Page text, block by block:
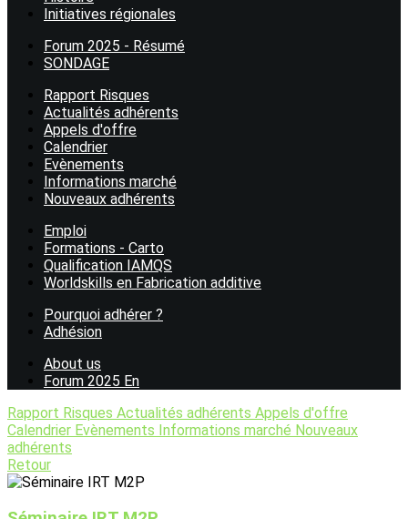
Initiatives régionales
Forum 2025 - Résumé
SONDAGE
Rapport Risques
Actualités adhérents
Appels d'offre
Calendrier
Evènements
Informations marché
Nouveaux adhérents
Emploi
Formations - Carto
Qualification IAMQS
Worldskills en Fabrication additive
Pourquoi adhérer ?
Adhésion
About us
Forum 2025 En
Rapport Risques Actualités adhérents Appels d'offre
Calendrier Evènements Informations marché Nouveaux
adhérents
Retour